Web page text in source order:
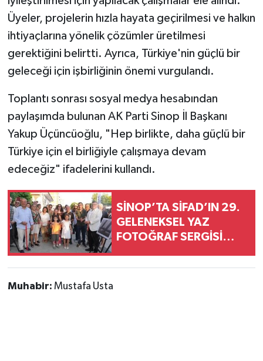
Üyeler, projelerin hızla hayata geçirilmesi ve halkın
ihtiyaçlarına yönelik çözümler üretilmesi
gerektiğini belirtti. Ayrıca, Türkiye'nin güçlü bir
geleceği için işbirliğinin önemi vurgulandı.
Toplantı sonrası sosyal medya hesabından
paylaşımda bulunan AK Parti Sinop İl Başkanı
Yakup Üçüncüoğlu, "Hep birlikte, daha güçlü bir
Türkiye için el birliğiyle çalışmaya devam
edeceğiz" ifadelerini kullandı.
SİNOP’TA SİFAD’IN 29.
GELENEKSEL YAZ
FOTOĞRAF SERGİSİ
Muhabir: Mustafa Usta